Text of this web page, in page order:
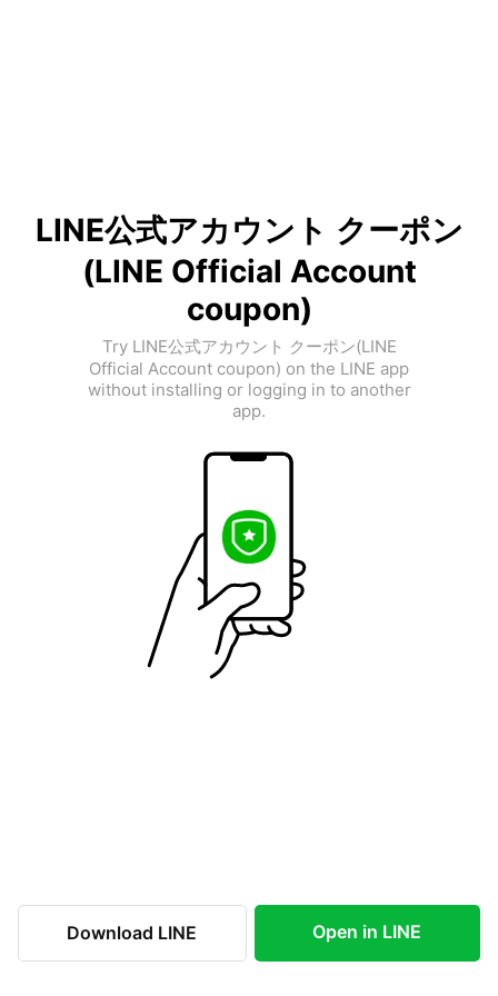
LINE公式アカウント クーポン
(LINE Official Account
coupon)
Try LINE公式アカウント クーポン(LINE
Official Account coupon) on the LINE app
without installing or logging in to another
app.
Download LINE Open in LINE